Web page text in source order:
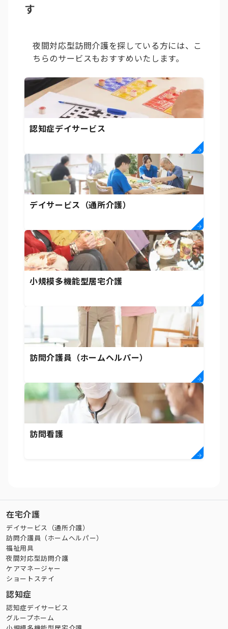
す
夜間対応型訪問介護を探している方には、こ
ちらのサービスもおすすめいたします。
認知症デイサービス
デイサービス（通所介護）
小規模多機能型居宅介護
訪問介護員（ホームヘルパー）
訪問看護
在宅介護
デイサービス（通所介護）
訪問介護員（ホームヘルパー）
福祉用具
夜間対応型訪問介護
ケアマネージャー
ショートステイ
認知症
認知症デイサービス
グループホーム